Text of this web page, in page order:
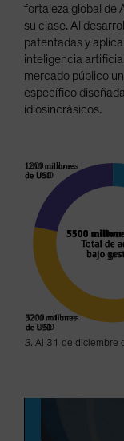
fortaleza global de
su clase. Al
patentadas y
inteligencia
mercado público
específico
idiosincrásicos.
3. Al 31 de diciembre